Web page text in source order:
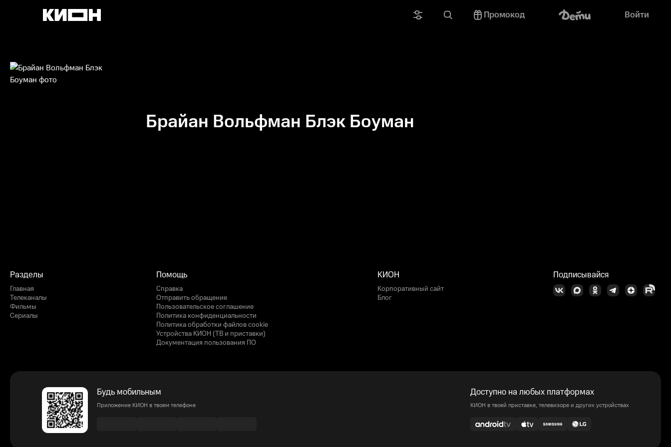
Промокод Войти
Брайан Вольфман Блэк Боуман
Разделы
Главная
Телеканалы
Фильмы
Сериалы
Помощь
Справка
Отправить обращение
Пользовательское соглашение
Политика конфиденциальности
Политика обработки файлов cookie
Устройства КИОН (ТВ и приставки)
Документация пользования ПО
КИОН
Корпоративный сайт
Блог
Подписывайся
Будь мобильным
Приложение КИОН в твоем телефоне
Доступно на любых платформах
КИОН в твоей приставке, телевизоре и других устройствах